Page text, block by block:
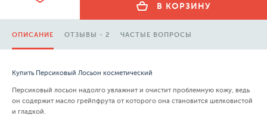
В КОРЗИНУ
ОПИСАНИЕ ОТЗЫВЫ - 2 ЧАСТЫЕ ВОПРОСЫ
Купить Персиковый Лосьон косметический
Персиковый лосьон надолго увлажнит и очистит проблемную кожу, ведь
он содержит масло грейпфрута от которого она становится шелковистой
и гладкой.